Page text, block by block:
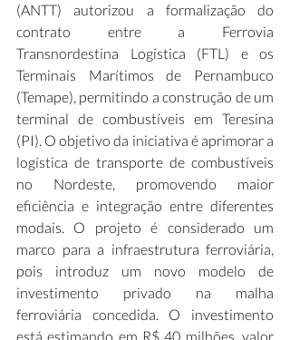
(ANTT) autorizou a formalização do
contrato entre a Ferrovia
Transnordestina Logística (FTL) e os
Terminais Marítimos de Pernambuco
(Temape), permitindo a construção de um
terminal de combustíveis em Teresina
(PI). O objetivo da iniciativa é aprimorar a
logística de transporte de combustíveis
no Nordeste, promovendo maior
eficiência e integração entre diferentes
modais. O projeto é considerado um
marco para a infraestrutura ferroviária,
pois introduz um novo modelo de
investimento privado na malha
ferroviária concedida. O investimento
está estimando em R$ 40 milhões, valor